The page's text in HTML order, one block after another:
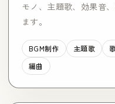
モノ、主題歌、効果音
ます。
BGM制作 主題歌
編曲